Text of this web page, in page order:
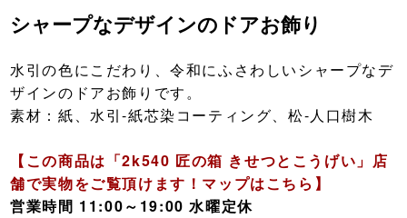
シャープなデザインのドアお飾り
水引の色にこだわり、令和にふさわしいシャープなデ
ザインのドアお飾りです。
素材：紙、水引-紙芯染コーティング、松-人口樹木
【この商品は「2k540 匠の箱 きせつとこうげい」店
舗で実物をご覧頂けます！マップはこちら】
営業時間 11:00～19:00 水曜定休